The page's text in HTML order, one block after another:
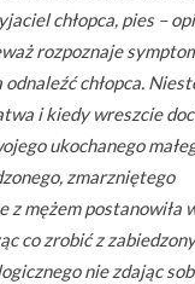
chłopca, pies –
rozpoznaje
chłopca.
i kiedy wreszcie
ukochanego
zmarzniętego
z mężem postanowiła
co zrobić z
nie zdając